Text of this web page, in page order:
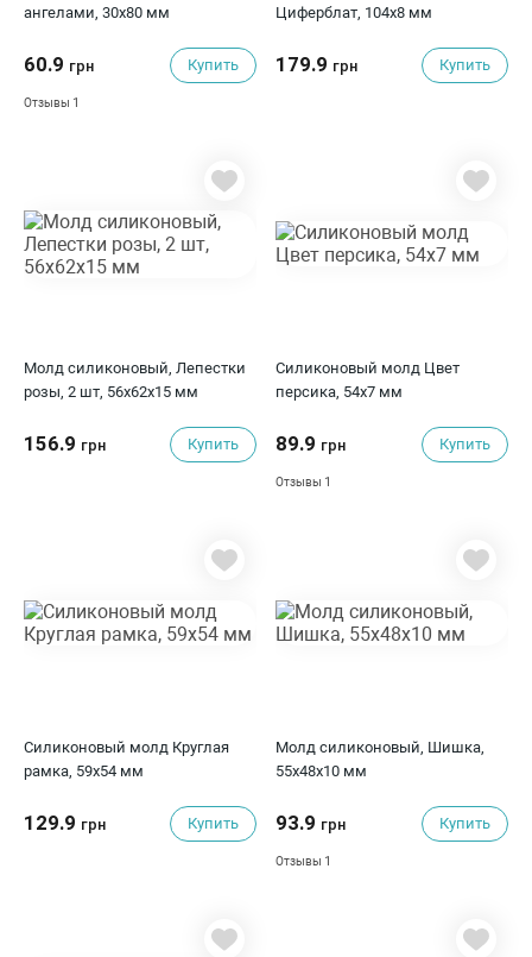
ангелами, 30х80 мм
60.9 грн Купить
Отзывы 1
Циферблат, 104x8 мм
179.9 грн Купить
Молд силиконовый, Лепестки
розы, 2 шт, 56x62x15 мм
156.9 грн Купить
Силиконовый молд Цвет
персика, 54x7 мм
89.9 грн Купить
Отзывы 1
Силиконовый молд Круглая
рамка, 59х54 мм
129.9 грн Купить
Молд силиконовый, Шишка,
55x48x10 мм
93.9 грн Купить
Отзывы 1